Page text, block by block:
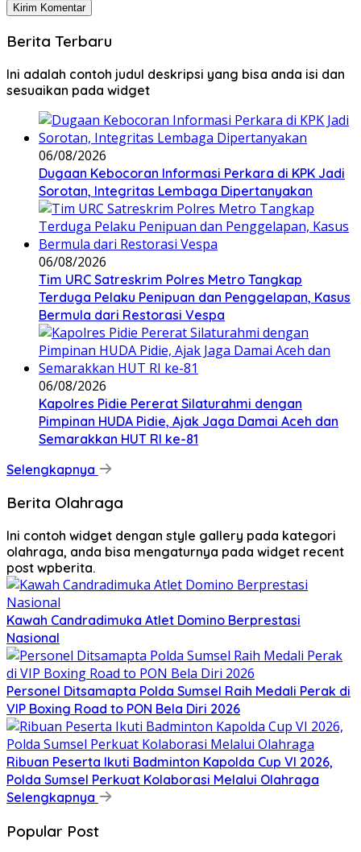
Berita Terbaru
Ini adalah contoh judul deskripsi yang bisa anda isi dan
sesuaikan pada widget
06/08/2026
Dugaan Kebocoran Informasi Perkara di KPK Jadi
Sorotan, Integritas Lembaga Dipertanyakan
06/08/2026
Tim URC Satreskrim Polres Metro Tangkap
Terduga Pelaku Penipuan dan Penggelapan, Kasus
Bermula dari Restorasi Vespa
06/08/2026
Kapolres Pidie Pererat Silaturahmi dengan
Pimpinan HUDA Pidie, Ajak Jaga Damai Aceh dan
Semarakkan HUT RI ke-81
Selengkapnya
Berita Olahraga
Ini contoh widget dengan style gallery pada kategori
olahraga, anda bisa mengaturnya pada widget recent
post wpberita.
Kawah Candradimuka Atlet Domino Berprestasi
Nasional
Personel Ditsamapta Polda Sumsel Raih Medali Perak di
VIP Boxing Road to PON Bela Diri 2026
Ribuan Peserta Ikuti Badminton Kapolda Cup VI 2026,
Polda Sumsel Perkuat Kolaborasi Melalui Olahraga
Selengkapnya
Popular Post